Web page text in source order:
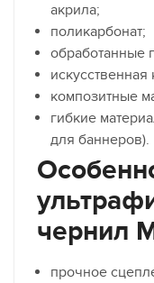
акрила;
поликарбонат;
обработанные
искусственная
композитные
гибкие
для баннеров).
чернил
прочное